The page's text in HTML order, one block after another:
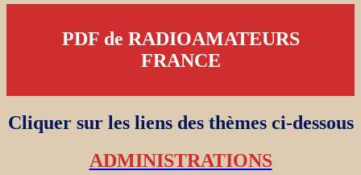
PDF de RADIOAMATEURS
FRANCE
Cliquer sur les liens des thèmes ci-dessous
ADMINISTRATIONS